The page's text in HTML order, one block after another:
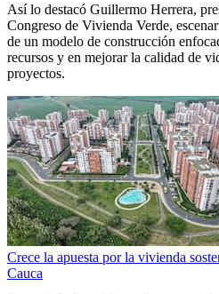
Así lo destacó Guillermo Herrera,
Congreso de Vivienda Verde,
de un modelo de construcción
recursos y en mejorar la calidad de
proyectos.
Crece la apuesta por la vivienda
Cauca